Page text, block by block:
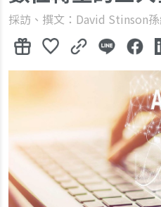
採訪、撰文：David Stinson